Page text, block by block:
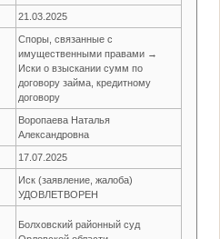
21.03.2025
Споры, связанные с
имущественными правами →
Иски о взыскании сумм по
договору займа, кредитному
договору
Воропаева Наталья
Александровна
17.07.2025
Иск (заявление, жалоба)
УДОВЛЕТВОРЕН
Болховский районный суд